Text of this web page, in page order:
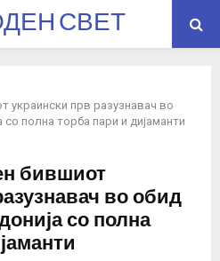
СВЕТ
украински прв разузнавач во
полна торба пари и дијаманти
бившиот
во обид
со полна